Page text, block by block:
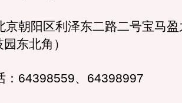
朝阳区利泽东二路二号宝马盈
园东北角）
64398559、64398997